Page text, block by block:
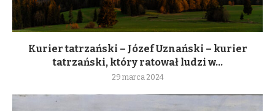
Kurier tatrzański – Józef Uznański – kurier
tatrzański, który ratował ludzi w...
29 marca 2024